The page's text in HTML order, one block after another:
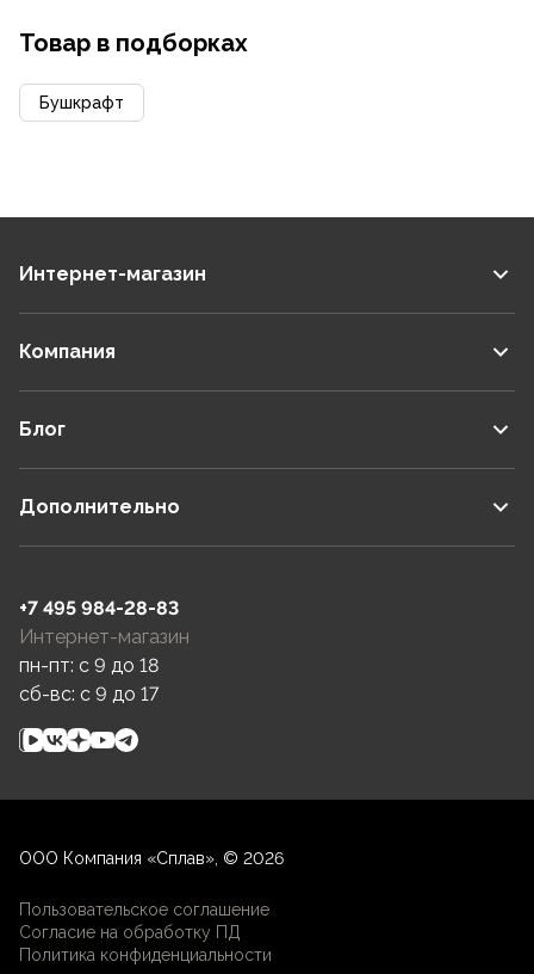
Товар в подборках
Бушкрафт
Интернет-магазин
Компания
Блог
Дополнительно
+7 495 984-28-83
Интернет-магазин
пн-пт: c 9 до 18
сб-вс: c 9 до 17
ООО Компания «Сплав», © 2026
Пользовательское соглашение
Согласие на обработку ПД
Политика конфиденциальности